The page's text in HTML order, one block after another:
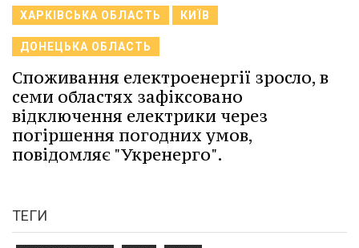
ХАРКІВСЬКА ОБЛАСТЬ КИЇВ
ДОНЕЦЬКА ОБЛАСТЬ
Споживання електроенергії зросло, в
семи областях зафіксовано
відключення електрики через
погіршення погодних умов,
повідомляє "Укренерго".
ТЕГИ